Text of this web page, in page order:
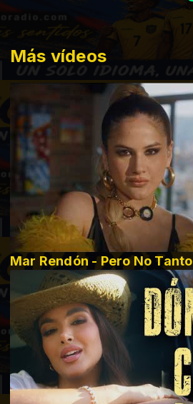
Más vídeos
Mar Rendón - Pero No Tanto